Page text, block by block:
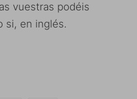
vuestras podéis
si, en inglés.